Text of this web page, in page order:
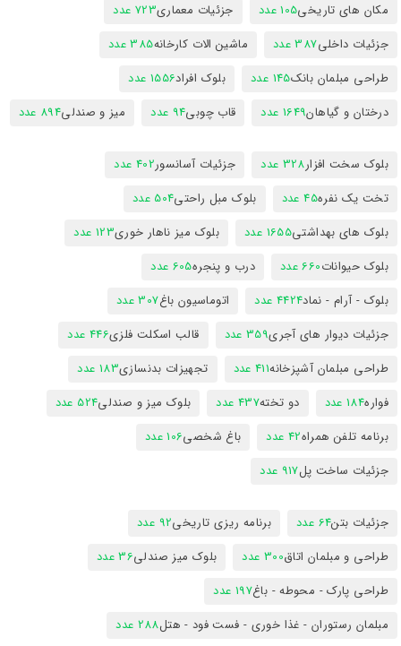
مکان های تاریخی105 عدد جزئیات معماری723 عدد
جزئیات داخلی387 عدد ماشین الات کارخانه385 عدد
طراحی مبلمان بانک145 عدد بلوک افراد1556 عدد
درختان و گیاهان1649 عدد قاب چوبی94 عدد میز و صندلی894 عدد
بلوک سخت افزار328 عدد جزئیات آسانسور402 عدد
تخت یک نفره45 عدد بلوک مبل راحتی504 عدد
بلوک های بهداشتی1655 عدد بلوک میز ناهار خوری123 عدد
بلوک حیوانات660 عدد درب و پنجره605 عدد
بلوک - آرام - نماد4424 عدد اتوماسیون باغ307 عدد
جزئیات دیوار های آجری359 عدد قالب اسکلت فلزی446 عدد
طراحی مبلمان آشپزخانه411 عدد تجهیزات بدنسازی183 عدد
فواره184 عدد دو تخته437 عدد بلوک میز و صندلی524 عدد
برنامه تلفن همراه42 عدد باغ شخصی106 عدد
جزئیات ساخت پل917 عدد
جزئیات بتن64 عدد برنامه ریزی تاریخی92 عدد
طراحی و مبلمان اتاق300 عدد بلوک میز صندلی36 عدد
طراحی پارک - محوطه - باغ197 عدد
مبلمان رستوران - غذا خوری - فست فود - هتل288 عدد